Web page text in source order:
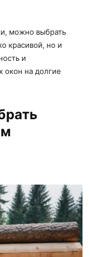
можно выбрать
красивой, но и
и
окон на долгие